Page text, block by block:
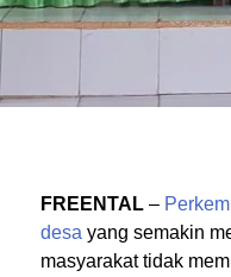
FREENTAL –
desa yang semakin
masyarakat tidak